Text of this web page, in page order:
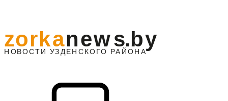
НО ВОСТИ УЗДЕНС КО ГО РАЙОНА
zorkanews.by